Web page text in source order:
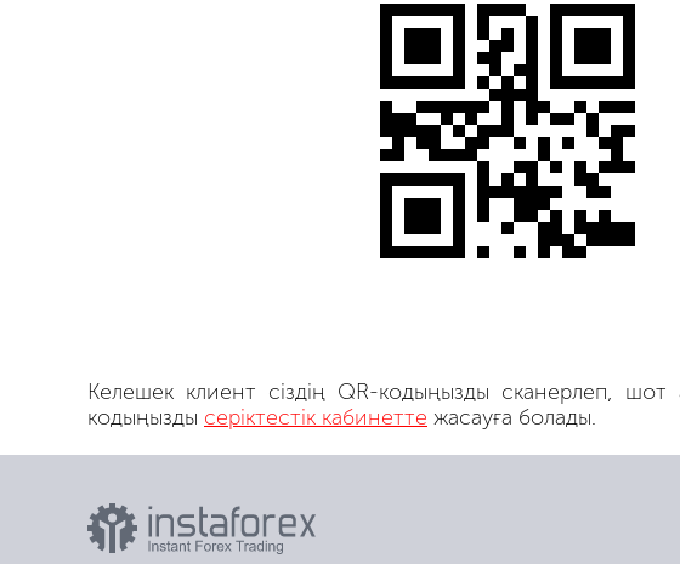
Келешек клиент сіздің QR-кодыңызды сканерлеп, шот
кодыңызды серіктестік кабинетте жасауға болады.